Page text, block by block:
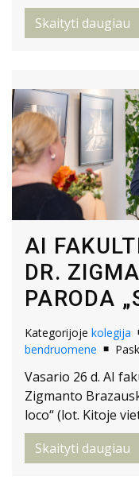
Skaityti daugiau
AI
DR.
PARODA
Kategorijoje kolegija
bendruomene
Vasario 26 d. AI
Zigmanto
loco“ (lot. Kitoje
Skaityti daugiau